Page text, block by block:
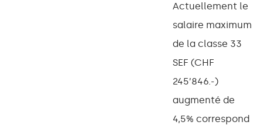
Actuellement le
salaire maximum
de la classe 33
SEF (CHF
245’846.-)
augmenté de
4,5% correspond